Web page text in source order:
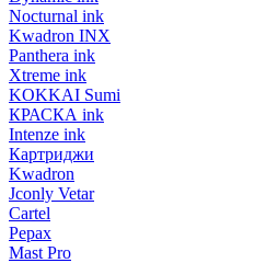
Nocturnal ink
Kwadron INX
Panthera ink
Xtreme ink
KOKKAI Sumi
КРАСКА ink
Intenze ink
Картриджи
Kwadron
Jconly Vetar
Cartel
Pepax
Mast Pro